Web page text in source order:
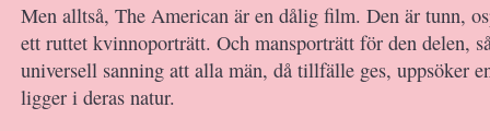
Men alltså, The American är en dålig film. Den är tunn,
ett ruttet kvinnoporträtt. Och mansporträtt för den delen,
universell sanning att alla män, då tillfälle ges, uppsöker
ligger i deras natur.